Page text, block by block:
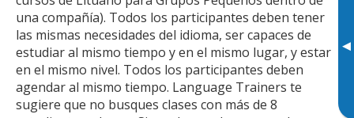
▸
una compañía). Todos los participantes deben tener
las mismas necesidades del idioma, ser capaces de
estudiar al mismo tiempo y en el mismo lugar, y estar
en el mismo nivel. Todos los participantes deben
agendar al mismo tiempo. Language Trainers te
sugiere que no busques clases con más de 8